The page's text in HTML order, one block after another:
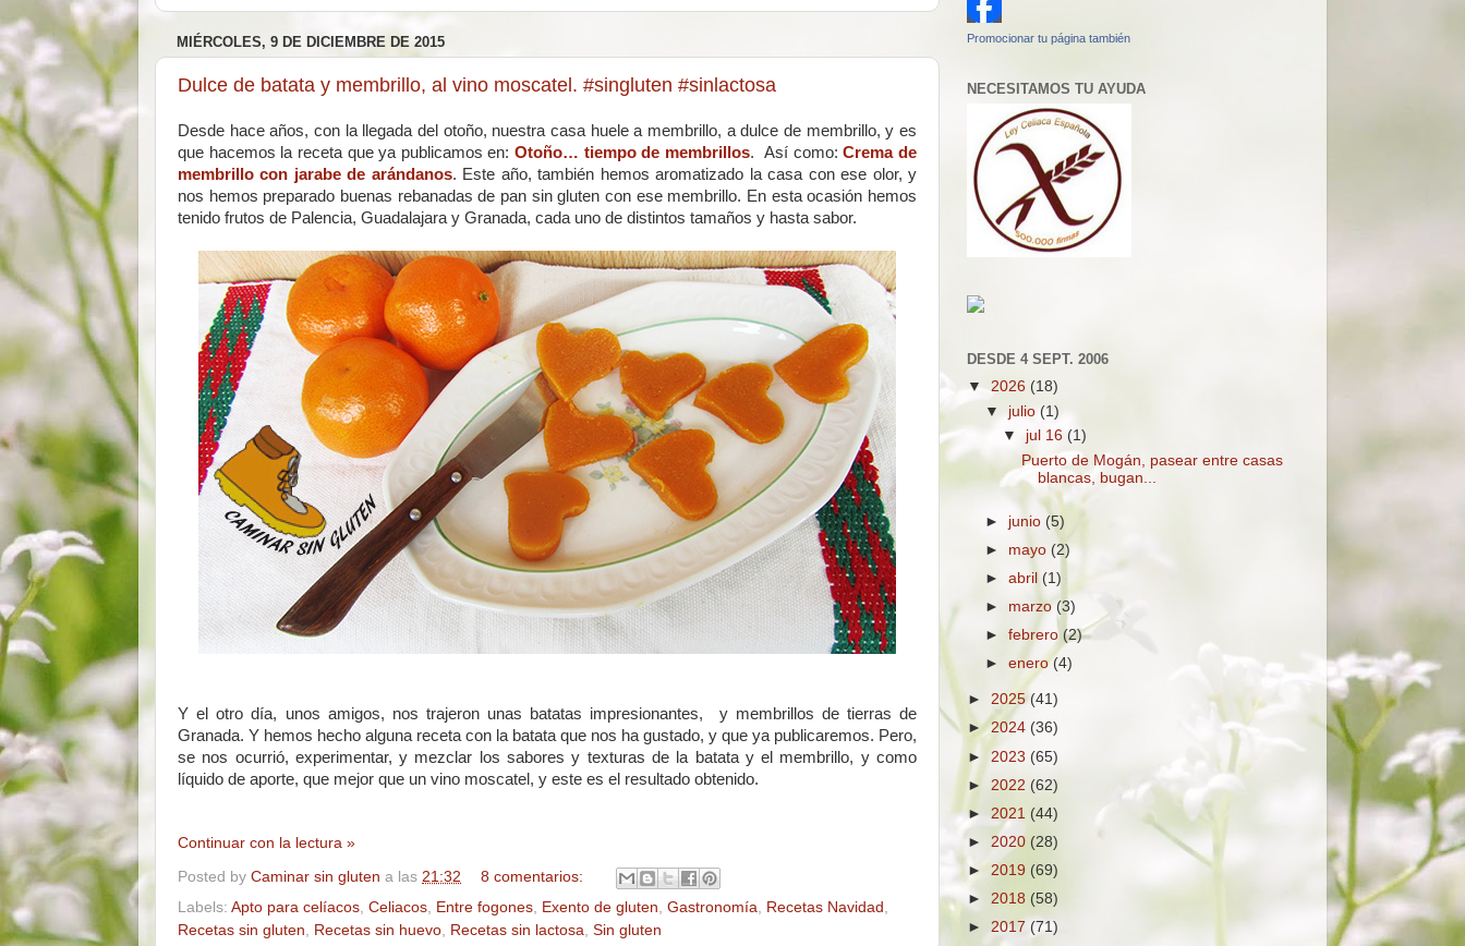
MIÉRCOLES, 9 DE DICIEMBRE DE 2015
Dulce de batata y membrillo, al vino moscatel. #singluten #sinlactosa
Desde hace años, con la llegada del otoño, nuestra casa huele a membrillo, a dulce de membrillo, y es
que hacemos la receta que ya publicamos en: Otoño… tiempo de membrillos. Así como:Crema de
membrillo con jarabe de arándanos. Este año, también hemos aromatizado la casa con ese olor, y
nos hemos preparado buenas rebanadas de pan sin gluten con ese membrillo. En esta ocasión hemos
tenido frutos de Palencia, Guadalajara y Granada, cada uno de distintos tamaños y hasta sabor.
Y el otro día, unos amigos, nos trajeron unas batatas impresionantes, y membrillos de tierras de
Granada. Y hemos hecho alguna receta con la batata que nos ha gustado, y que ya publicaremos. Pero,
se nos ocurrió, experimentar, y mezclar los sabores y texturas de la batata y el membrillo, y como
líquido de aporte, que mejor que un vino moscatel, y este es el resultado obtenido.
Continuar con la lectura »
Posted by Caminar sin gluten a las 21:32
8 comentarios:
Labels: Apto para celíacos, Celiacos, Entre fogones, Exento de gluten, Gastronomía, Recetas Navidad ,
Recetas sin gluten, Recetas sin huevo, Recetas sin lactosa, Sin gluten
Promocionar tu página también
NECESITAMOS TU AYUDA
DESDE 4 SEPT. 2006
▼ 2026 (18)
▼ julio(1)
▼jul 16(1)
Puerto de Mogán, pasear entre casas
blancas, bugan...
► junio (5)
► mayo (2)
►abril(1)
► marzo (3)
►febrero(2)
►enero(4)
► 2025 (41)
►2024 (36)
► 2023 (65)
► 2022 (62)
► 2021 (44)
► 2020 (28)
► 2019 (69)
► 2018 (58)
► 2017 (71)